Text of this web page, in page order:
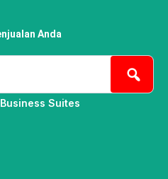
Anda
Business Suites